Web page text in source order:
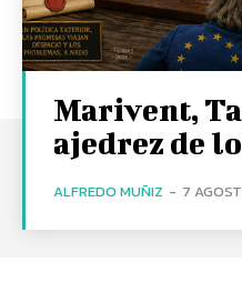
Marivent,
ajedrez de
ALFREDO MUÑIZ - 7